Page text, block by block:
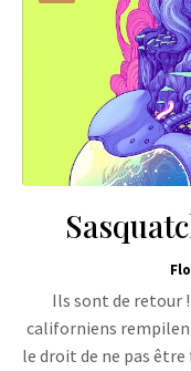
Ils sont de retour
californiens rempilent
le droit de ne pas être